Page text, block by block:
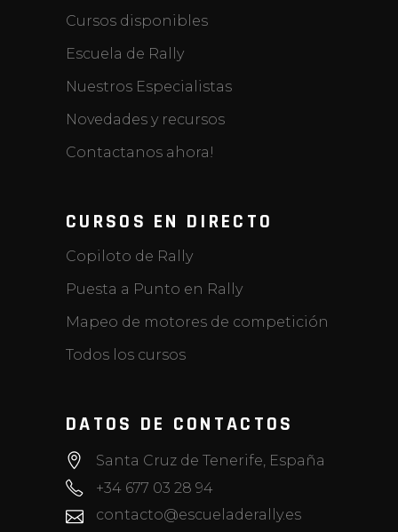
Cursos disponibles
Escuela de Rally
Nuestros Especialistas
Novedades y recursos
Contactanos ahora!
CURSOS EN DIRECTO
Copiloto de Rally
Puesta a Punto en Rally
Mapeo de motores de competición
Todos los cursos
DATOS DE CONTACTOS
Santa Cruz de Tenerife, España
+34 677 03 28 94
contacto@escueladerally.es